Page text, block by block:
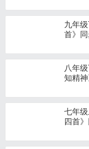
九年
首》
八年
知精
七年
四首